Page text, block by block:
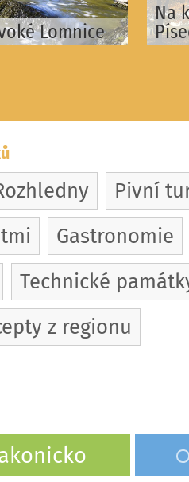
Lomnice
Na
Pivní
Gastronomie
Technické
z regionu